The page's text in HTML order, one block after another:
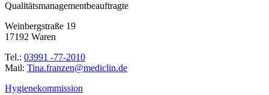
Qualitätsmanagementbeauftragte
Weinbergstraße 19
17192 Waren
Tel.: 03991 -77-2010
Mail: ed.nilcidem@neznarf.aniT
Hygienekommission